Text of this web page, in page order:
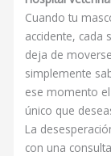
Cuando tu
accidente, cada
deja de
simplemente
ese momento
único que
La
con una